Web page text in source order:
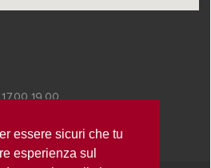
essere sicuri che tu
esperienza sul
19.00